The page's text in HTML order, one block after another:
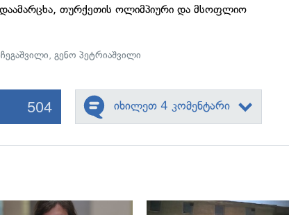
თურქეთის ოლიმპიური და მსოფლიო
,გენო პეტრიაშვილი
504 იხილეთ 4 კომენტარი